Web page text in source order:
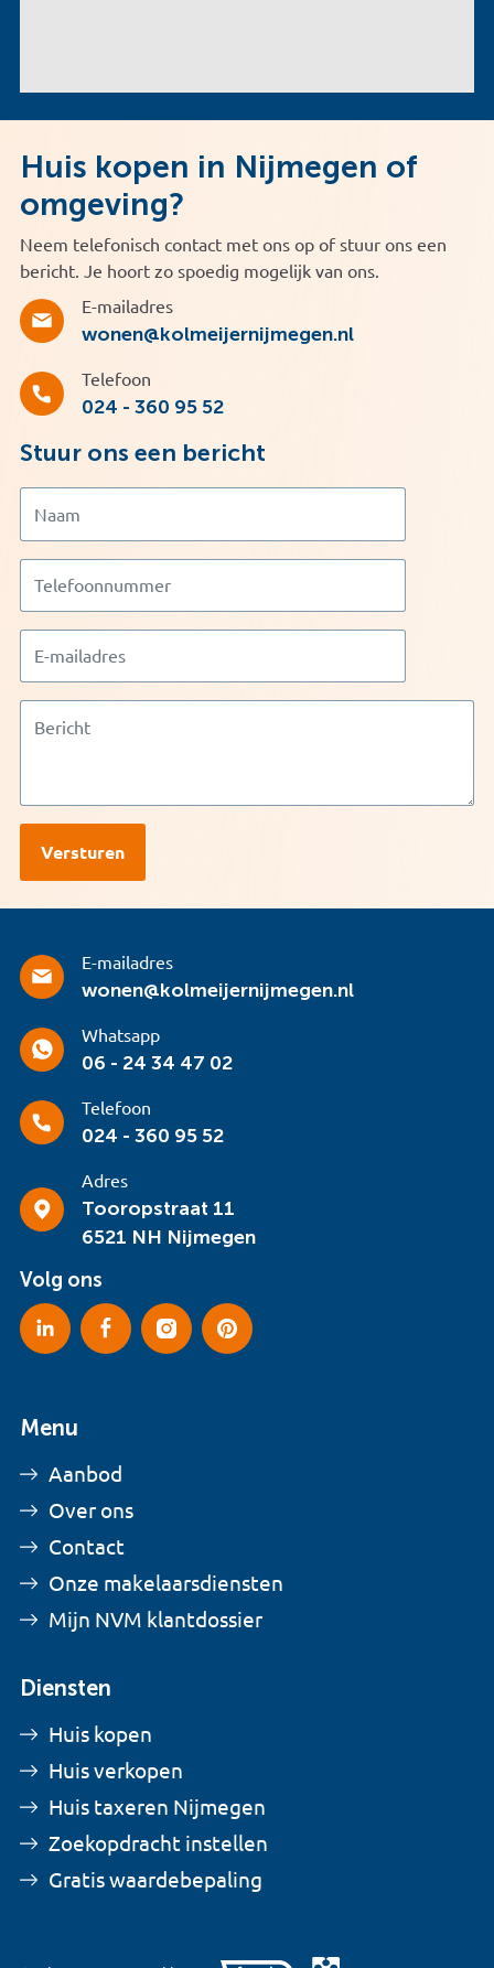
Huis kopen in Nijmegen of
omgeving?
Neem telefonisch contact met ons op of stuur ons een
bericht. Je hoort zo spoedig mogelijk van ons.
E-mailadres
wonen@kolmeijernijmegen.nl
Telefoon
024 - 360 95 52
Stuur ons een bericht
E-mailadres
wonen@kolmeijernijmegen.nl
Whatsapp
06 - 24 34 47 02
Telefoon
024 - 360 95 52
Adres
Tooropstraat 11
6521 NH Nijmegen
Volg ons
Menu
Aanbod
Over ons
Contact
Onze makelaarsdiensten
Mijn NVM klantdossier
Diensten
Huis kopen
Huis verkopen
Huis taxeren Nijmegen
Zoekopdracht instellen
Gratis waardebepaling